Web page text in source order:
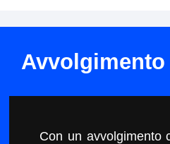
Con un avvol­gi­men­to